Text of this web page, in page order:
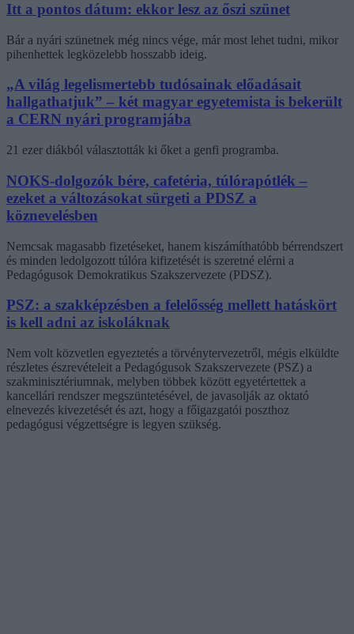
Itt a pontos dátum: ekkor lesz az őszi szünet
Bár a nyári szünetnek még nincs vége, már most lehet tudni, mikor
pihenhettek legközelebb hosszabb ideig.
„A világ legelismertebb tudósainak előadásait
hallgathatjuk” – két magyar egyetemista is bekerült
a CERN nyári programjába
21 ezer diákból választották ki őket a genfi programba.
NOKS-dolgozók bére, cafetéria, túlórapótlék –
ezeket a változásokat sürgeti a PDSZ a
köznevelésben
Nemcsak magasabb fizetéseket, hanem kiszámíthatóbb bérrendszert
és minden ledolgozott túlóra kifizetését is szeretné elérni a
Pedagógusok Demokratikus Szakszervezete (PDSZ).
PSZ: a szakképzésben a felelősség mellett hatáskört
is kell adni az iskoláknak
Nem volt közvetlen egyeztetés a törvénytervezetről, mégis elküldte
részletes észrevételeit a Pedagógusok Szakszervezete (PSZ) a
szakminisztériumnak, melyben többek között egyetértettek a
kancellári rendszer megszüntetésével, de javasolják az oktató
elnevezés kivezetését és azt, hogy a főigazgatói poszthoz
pedagógusi végzettségre is legyen szükség.